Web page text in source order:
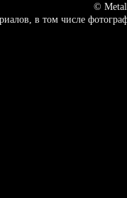
©
в том числе